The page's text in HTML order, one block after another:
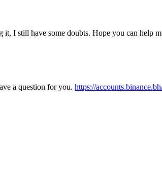
I still have some doubts. Hope you can help
a question for you. https://